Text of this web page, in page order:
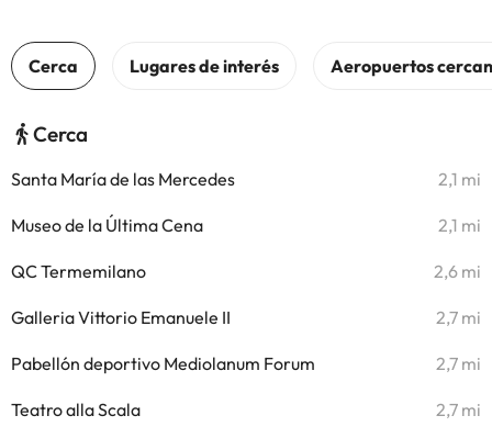
Cerca
Santa María de las Mercedes 2,1 mi
Museo de la Última Cena 2,1 mi
QC Termemilano 2,6 mi
Galleria Vittorio Emanuele II 2,7 mi
Pabellón deportivo Mediolanum Forum 2,7 mi
Teatro alla Scala 2,7 mi